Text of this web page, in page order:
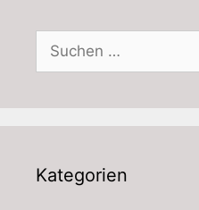
Suchen
nach:
Kategorien